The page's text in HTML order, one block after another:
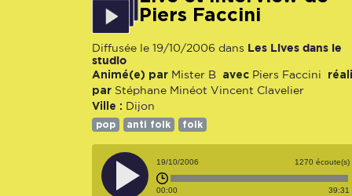
Piers Faccini
Diffusée le 19/10/2006 dans Les Lives dans le
studio
Animé(e) par Mister B avec Piers Faccini
par Stéphane Minéot Vincent Clavelier
Ville : Dijon
pop anti folk folk
19/10/2006 1270 écoute(s)
00:00 39:31